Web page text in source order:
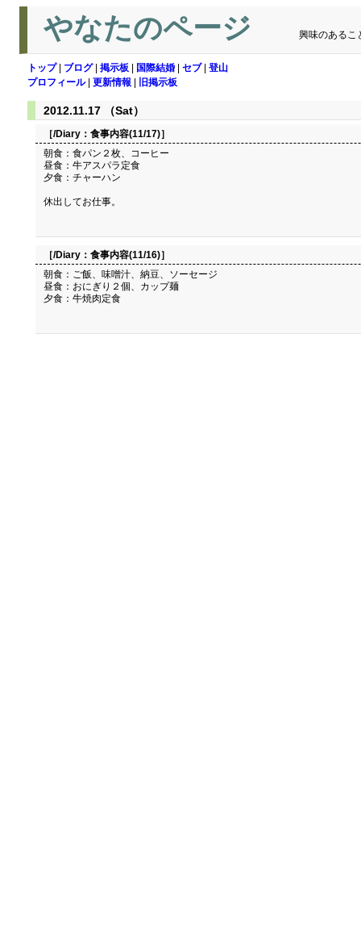
やなたのページ 興味のあるこ
トップ| ブログ| 掲示板 国際結婚 セブ| 登山
プロフィール| 更新情報 旧掲示板
2012.11.17 （Sat）
［/Diary： 食事内容(11/17)］
朝食：食パン２枚、コーヒー
昼食：牛アスパラ定食
夕食：チャーハン
休出してお仕事。
［/Diary： 食事内容(11/16)］
朝食：ご飯、味噌汁、納豆、ソーセージ
昼食：おにぎり２個、カップ麺
夕食：牛焼肉定食